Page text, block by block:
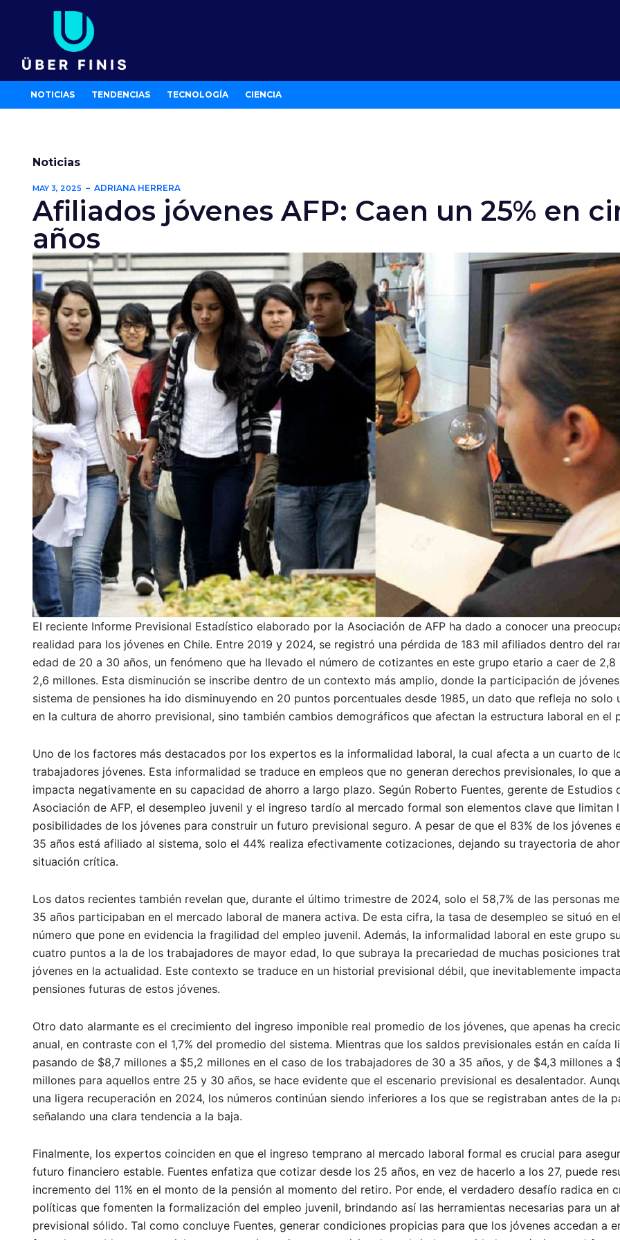
NOTICIAS TENDENCIAS TECNOLOGÍA CIENCIA
Noticias
MAY 3, 2025 ADRIANA HERRERA
Afiliados jóvenes AFP: Caen un 25% en
años
El reciente Informe Previsional Estadístico elaborado por la Asociación de AFP ha dado a conocer una
realidad para los jóvenes en Chile. Entre 2019 y 2024, se registró una pérdida de 183 mil afiliados dentro del
edad de 20 a 30 años, un fenómeno que ha llevado el número de cotizantes en este grupo etario a caer de 2,8
2,6 millones. Esta disminución se inscribe dentro de un contexto más amplio, donde la participación de
sistema de pensiones ha ido disminuyendo en 20 puntos porcentuales desde 1985, un dato que refleja no solo
en la cultura de ahorro previsional, sino también cambios demográficos que afectan la estructura laboral en el
Uno de los factores más destacados por los expertos es la informalidad laboral, la cual afecta a un cuarto de
trabajadores jóvenes. Esta informalidad se traduce en empleos que no generan derechos previsionales, lo que
impacta negativamente en su capacidad de ahorro a largo plazo. Según Roberto Fuentes, gerente de Estudios
Asociación de AFP, el desempleo juvenil y el ingreso tardío al mercado formal son elementos clave que limitan
posibilidades de los jóvenes para construir un futuro previsional seguro. A pesar de que el 83% de los jóvenes
35 años está afiliado al sistema, solo el 44% realiza efectivamente cotizaciones, dejando su trayectoria de
situación crítica.
Los datos recientes también revelan que, durante el último trimestre de 2024, solo el 58,7% de las personas
35 años participaban en el mercado laboral de manera activa. De esta cifra, la tasa de desempleo se situó en el
número que pone en evidencia la fragilidad del empleo juvenil. Además, la informalidad laboral en este grupo
cuatro puntos a la de los trabajadores de mayor edad, lo que subraya la precariedad de muchas posiciones
jóvenes en la actualidad. Este contexto se traduce en un historial previsional débil, que inevitablemente
pensiones futuras de estos jóvenes.
Otro dato alarmante es el crecimiento del ingreso imponible real promedio de los jóvenes, que apenas ha
anual, en contraste con el 1,7% del promedio del sistema. Mientras que los saldos previsionales están en caída
pasando de $8,7 millones a $5,2 millones en el caso de los trabajadores de 30 a 35 años, y de $4,3 millones a
millones para aquellos entre 25 y 30 años, se hace evidente que el escenario previsional es desalentador.
una ligera recuperación en 2024, los números continúan siendo inferiores a los que se registraban antes de la
señalando una clara tendencia a la baja.
Finalmente, los expertos coinciden en que el ingreso temprano al mercado laboral formal es crucial para
futuro financiero estable. Fuentes enfatiza que cotizar desde los 25 años, en vez de hacerlo a los 27, puede
incremento del 11% en el monto de la pensión al momento del retiro. Por ende, el verdadero desafío radica en
políticas que fomenten la formalización del empleo juvenil, brindando así las herramientas necesarias para un
previsional sólido. Tal como concluye Fuentes, generar condiciones propicias para que los jóvenes accedan a